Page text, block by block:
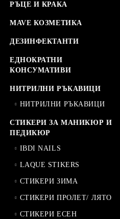
РЪЦЕ И КРАКА
MAVE КОЗМЕТИКА
ДЕЗИНФЕКТАНТИ
ЕДНОКРАТНИ
КОНСУМАТИВИ
НИТРИЛНИ РЪКАВИЦИ
НИТРИЛНИ РЪКАВИЦИ
СТИКЕРИ ЗА МАНИКЮР И
ПЕДИКЮР
IBDI NAILS
LAQUE STIKERS
СТИКЕРИ ЗИМА
СТИКЕРИ ПРОЛЕТ/ ЛЯТО
СТИКЕРИ ЕСЕН